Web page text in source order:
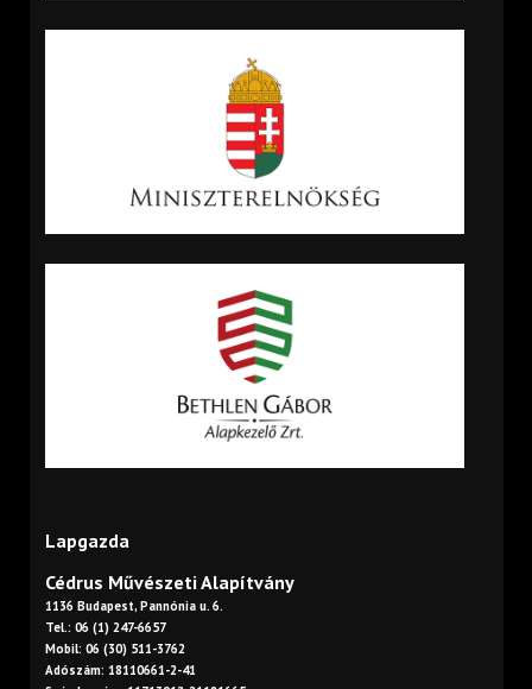
Lapgazda
Cédrus Művészeti Alapítvány
1136 Budapest, Pannónia u. 6.
Tel.: 06 (1) 247-6657
Mobil: 06 (30) 511-3762
Adószám: 18110661-2-41